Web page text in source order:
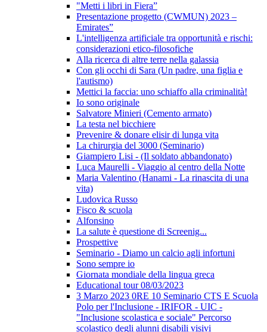
"Metti i libri in Fiera”
Presentazione progetto (CWMUN) 2023 –
Emirates”
L'intelligenza artificiale tra opportunità e rischi:
considerazioni etico-filosofiche
Alla ricerca di altre terre nella galassia
Con gli occhi di Sara (Un padre, una figlia e
l'autismo)
Mettici la faccia: uno schiaffo alla criminalità!
Io sono originale
Salvatore Minieri (Cemento armato)
La testa nel bicchiere
Prevenire & donare elisir di lunga vita
La chirurgia del 3000 (Seminario)
Giampiero Lisi - (Il soldato abbandonato)
Luca Maurelli - Viaggio al centro della Notte
Maria Valentino (Hanami - La rinascita di una
vita)
Ludovica Russo
Fisco & scuola
Alfonsino
La salute è questione di Screenig...
Prospettive
Seminario - Diamo un calcio agli infortuni
Sono sempre io
Giornata mondiale della lingua greca
Educational tour 08/03/2023
3 Marzo 2023 0RE 10 Seminario CTS E Scuola
Polo per l'Inclusione - IRIFOR - UIC -
"Inclusione scolastica e sociale" Percorso
scolastico degli alunni disabili visivi